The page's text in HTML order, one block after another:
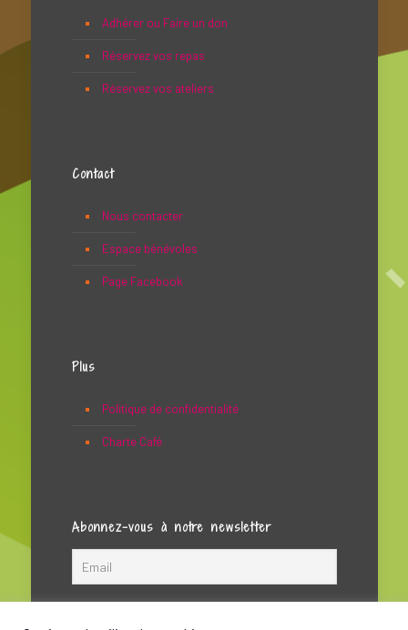
Adhérer ou Faire un don
Réservez vos repas
Réservez vos ateliers
Contact
Nous contacter
Espace bénévoles
Page Facebook
Plus
Politique de confidentialité
Charte Café
Abonnez-vous à notre newsletter